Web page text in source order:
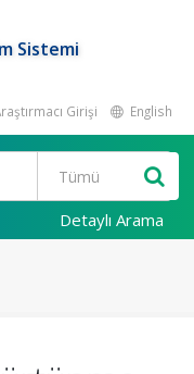
Sistemi
Girişi English
Detaylı Arama